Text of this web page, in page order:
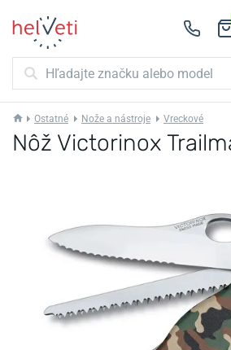
Ostatné Nože a nástroje Vreckové
Nôž Victorinox